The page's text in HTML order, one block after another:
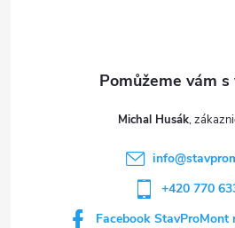
Michal Husák
info@
+420 770
Facebook StavProMont